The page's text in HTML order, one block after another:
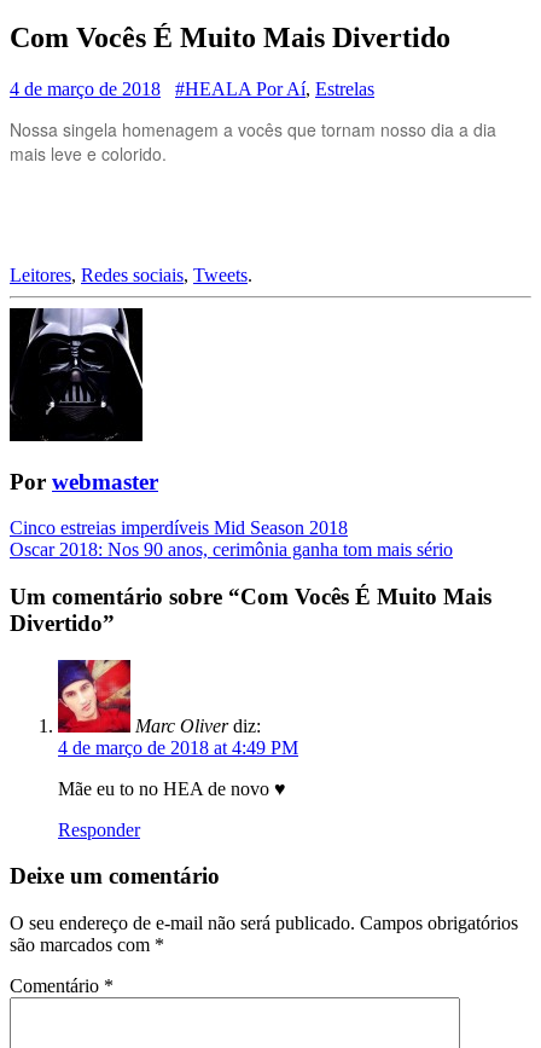
Com Vocês É Muito Mais Divertido
4 de março de 2018 #HEALA Por Aí, Estrelas
Nossa singela homenagem a vocês que tornam nosso dia a dia
mais leve e colorido.
Leitores, Redes sociais, Tweets.
Por webmaster
Navegação
da
Postagem
Cinco estreias imperdíveis Mid Season 2018
Oscar 2018: Nos 90 anos, cerimônia ganha tom mais sério
Um comentário sobre “Com Vocês É Muito Mais
Divertido”
Marc Oliver diz:
4 de março de 2018 at 4:49 PM
Mãe eu to no HEA de novo ♥
Responder
Deixe um comentário
O seu endereço de e-mail não será publicado. Campos obrigatórios
são marcados com *
Comentário *